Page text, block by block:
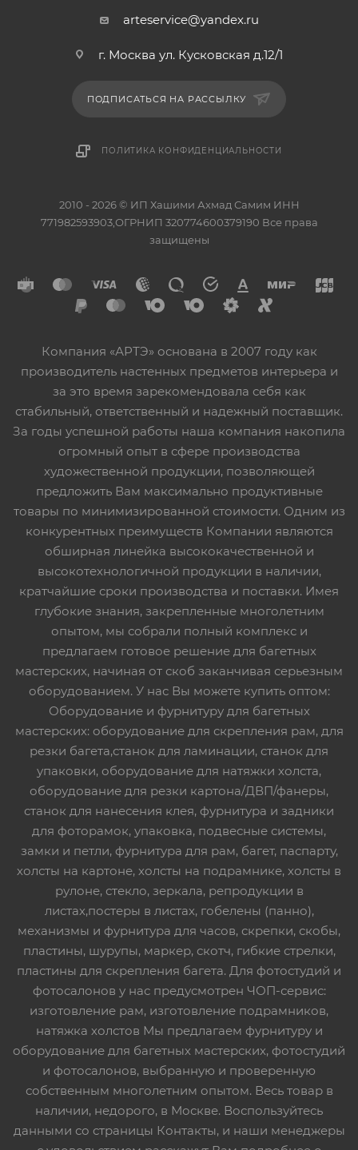
arteservice@yandex.ru
г. Москва ул. Кусковская д.12/1
ПОДПИСАТЬСЯ НА РАССЫЛКУ
ПОЛИТИКА КОНФИДЕНЦИАЛЬНОСТИ
2010 - 2026 © ИП Хашими Ахмад Самим ИНН
771982593903,ОГРНИП 320774600379190 Все права
защищены
Компания «АРТЭ» основана в 2007 году как
производитель настенных предметов интерьера и
за это время зарекомендовала себя как
стабильный, ответственный и надежный поставщик.
За годы успешной работы наша компания накопила
огромный опыт в сфере производства
художественной продукции, позволяющей
предложить Вам максимально продуктивные
товары по минимизированной стоимости. Одним из
конкурентных преимуществ Компании являются
обширная линейка высококачественной и
высокотехнологичной продукции в наличии,
кратчайшие сроки производства и поставки. Имея
глубокие знания, закрепленные многолетним
опытом, мы собрали полный комплекс и
предлагаем готовое решение для багетных
мастерских, начиная от скоб заканчивая серьезным
оборудованием. У нас Вы можете купить оптом:
Оборудование и фурнитуру для багетных
мастерских: оборудование для скрепления рам, для
резки багета,станок для ламинации, станок для
упаковки, оборудование для натяжки холста,
оборудование для резки картона/ДВП/фанеры,
станок для нанесения клея, фурнитура и задники
для фоторамок, упаковка, подвесные системы,
замки и петли, фурнитура для рам, багет, паспарту,
холсты на картоне, холсты на подрамнике, холсты в
рулоне, стекло, зеркала, репродукции в
листах,постеры в листах, гобелены (панно),
механизмы и фурнитура для часов, скрепки, скобы,
пластины, шурупы, маркер, скотч, гибкие стрелки,
пластины для скрепления багета. Для фотостудий и
фотосалонов у нас предусмотрен ЧОП-сервис:
изготовление рам, изготовление подрамников,
натяжка холстов Мы предлагаем фурнитуру и
оборудование для багетных мастерских, фотостудий
и фотосалонов, выбранную и проверенную
собственным многолетним опытом. Весь товар в
наличии, недорого, в Москве. Воспользуйтесь
данными со страницы Контакты, и наши менеджеры